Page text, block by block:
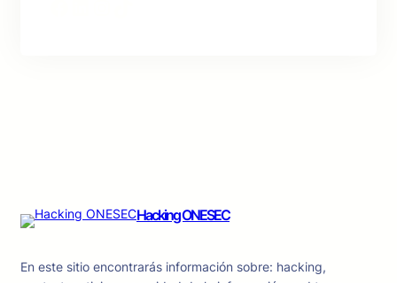
Hacking ONESEC
En este sitio encontrarás información sobre: hacking,